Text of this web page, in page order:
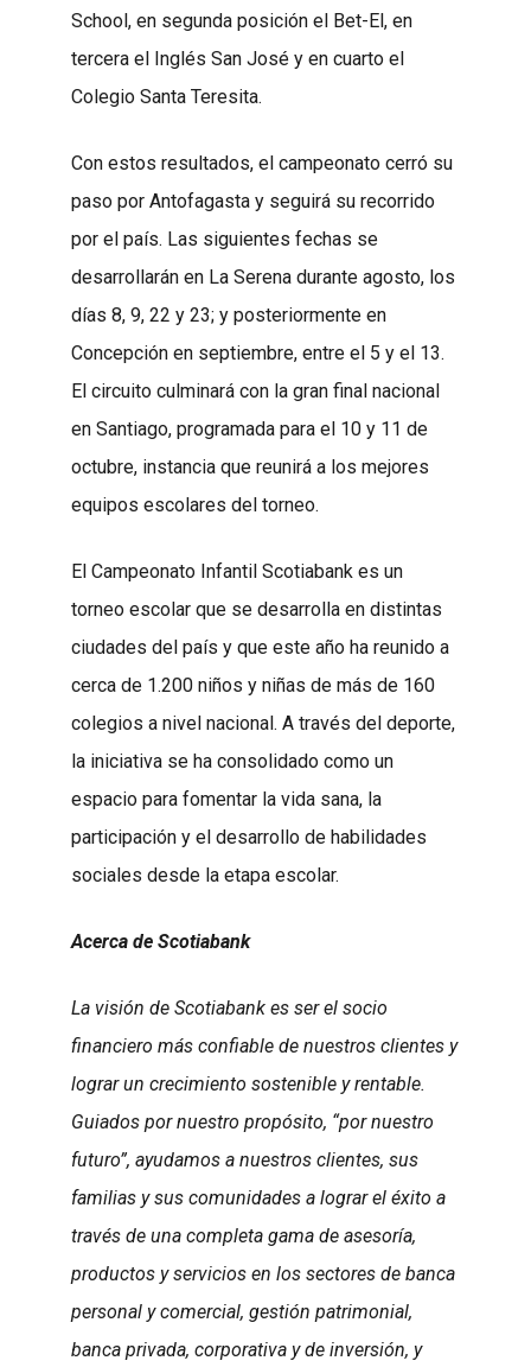
School, en segunda posición el Bet-El, en
tercera el Inglés San José y en cuarto el
Colegio Santa Teresita.
Con estos resultados, el campeonato cerró su
paso por Antofagasta y seguirá su recorrido
por el país. Las siguientes fechas se
desarrollarán en La Serena durante agosto, los
días 8, 9, 22 y 23; y posteriormente en
Concepción en septiembre, entre el 5 y el 13.
El circuito culminará con la gran final nacional
en Santiago, programada para el 10 y 11 de
octubre, instancia que reunirá a los mejores
equipos escolares del torneo.
El Campeonato Infantil Scotiabank es un
torneo escolar que se desarrolla en distintas
ciudades del país y que este año ha reunido a
cerca de 1.200 niños y niñas de más de 160
colegios a nivel nacional. A través del deporte,
la iniciativa se ha consolidado como un
espacio para fomentar la vida sana, la
participación y el desarrollo de habilidades
sociales desde la etapa escolar.
Acerca de Scotiabank
La visión de Scotiabank es ser el socio
financiero más confiable de nuestros clientes y
lograr un crecimiento sostenible y rentable.
Guiados por nuestro propósito, “por nuestro
futuro”, ayudamos a nuestros clientes, sus
familias y sus comunidades a lograr el éxito a
través de una completa gama de asesoría,
productos y servicios en los sectores de banca
personal y comercial, gestión patrimonial,
banca privada, corporativa y de inversión, y